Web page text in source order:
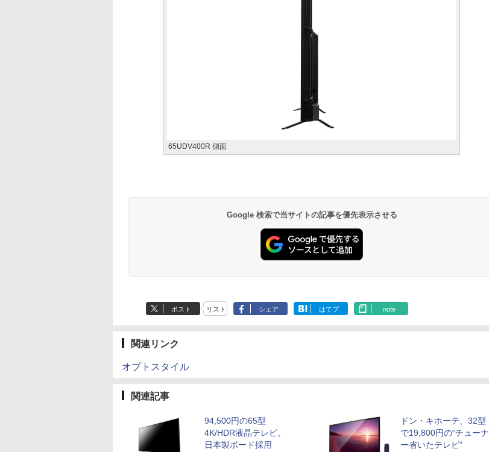
65UDV400R 側面
Google 検索で当サイトの記事を優先表示させる
ポスト リスト シェア はてブ note
関連リンク
オプトスタイル
関連記事
94,500円の65型
4K/HDR液晶テレビ。
日本製ボード採用
ドン・キホーテ、32型
で19,800円の“チューナ
ー省いたテレビ”